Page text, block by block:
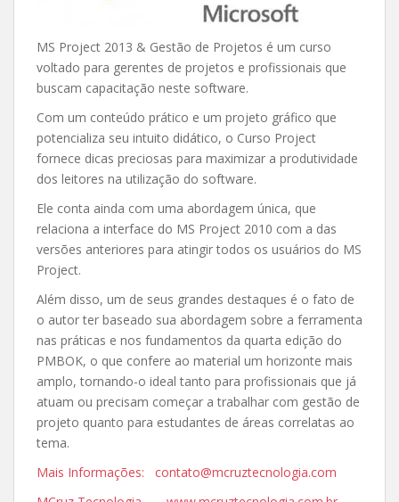
MS Project 2013 & Gestão de Projetos é um curso
voltado para gerentes de projetos e profissionais que
buscam capacitação neste software.
Com um conteúdo prático e um projeto gráfico que
potencializa seu intuito didático, o Curso Project
fornece dicas preciosas para maximizar a produtividade
dos leitores na utilização do software.
Ele conta ainda com uma abordagem única, que
relaciona a interface do MS Project 2010 com a das
versões anteriores para atingir todos os usuários do MS
Project.
Além disso, um de seus grandes destaques é o fato de
o autor ter baseado sua abordagem sobre a ferramenta
nas práticas e nos fundamentos da quarta edição do
PMBOK, o que confere ao material um horizonte mais
amplo, tornando-o ideal tanto para profissionais que já
atuam ou precisam começar a trabalhar com gestão de
projeto quanto para estudantes de áreas correlatas ao
tema.
Mais Informações: contato@mcruztecnologia.com